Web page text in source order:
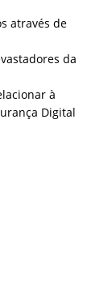
através de
da
à
Digital